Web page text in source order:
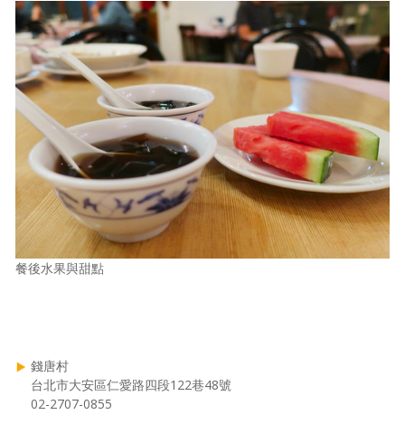
餐後水果與甜點
錢唐村
台北市大安區仁愛路四段122巷48號
02-2707-0855